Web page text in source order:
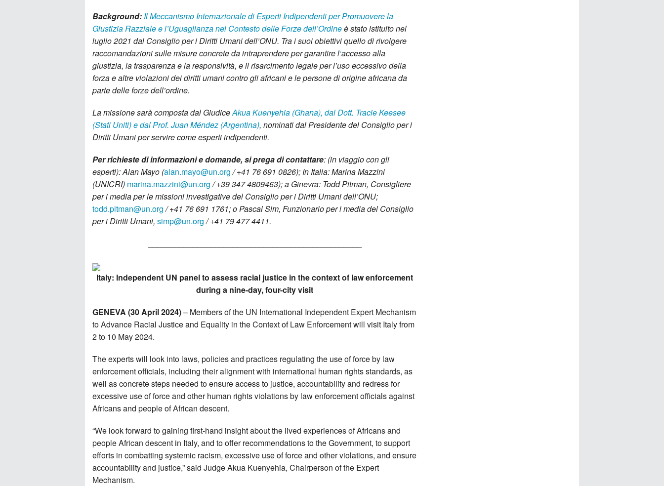
Background:Il Meccanismo Internazionale di Esperti Indipendenti per Promuovere la
Giustizia Razziale e l’Uguaglianza nel Contesto delle Forze dell’Ordineè stato istituito nel
luglio 2021 dal Consiglio per i Diritti Umani dell’ONU. Tra i suoi obiettivi quello di rivolgere
raccomandazioni sulle misure concrete da intraprendere per garantire l‘accesso alla
giustizia, la trasparenza e la responsività, e il risarcimento legale per l’uso eccessivo della
forza e altre violazioni dei diritti umani contro gli africani e le persone di origine africana da
parte delle forze dell’ordine.
La missione saràcomposta dal GiudiceAkua Kuenyehia (Ghana), dal Dott. Tracie Keesee
(Stati Uniti) e dal Prof. Juan Méndez (Argentina), nominati dal Presidente del Consiglio per i
Diritti Umani per servire come esperti indipendenti.
Per richieste di informazioni e domande, si prega di contattare: (in viaggio con gli
esperti): Alan Mayo (alan.mayo@un.org/ +41 76 691 0826); In Italia: Marina Mazzini
(UNICRI) marina.mazzini@un.org/ +39 347 4809463); a Ginevra: Todd Pitman, Consigliere
per i media per le missioni investigative del Consiglio per i Diritti Umani dell’ONU;
todd.pitman@un.org/ +41 76 691 1761; o Pascal Sim, Funzionario per i media del Consiglio
per i Diritti Umani, simp@un.org/ +41 79 477 4411.
Italy: Independent UN panel to assess racial justice in the context of law enforcement
during a nine-day, four-city visit
GENEVA (30April 2024)– Members of the UN International Independent Expert Mechanism
to Advance Racial Justice and Equality in the Context of Law Enforcement will visit Italy from
2 to 10 May 2024.
The experts will look into laws, policies and practices regulating the use of force by law
enforcement officials, including their alignment with international human rights standards, as
well as concrete steps needed to ensure access to justice, accountability and redress for
excessive use of force and other human rights violations by law enforcement officials against
Africans and people of African descent.
“We look forward to gaining first-hand insight about the lived experiences of Africans and
people African descent in Italy, and to offer recommendations to the Government, to support
efforts in combatting systemic racism, excessive use of force and other violations, and ensure
accountability and justice,” said Judge Akua Kuenyehia, Chairperson of the Expert
Mechanism.